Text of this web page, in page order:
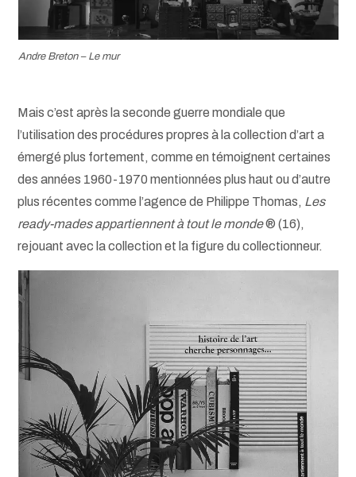
Andre Breton – Le mur
Mais c’est après la seconde guerre mondiale que
l’utilisation des procédures propres à la collection d’art a
émergé plus fortement, comme en témoignent certaines
des années 1960-1970 mentionnées plus haut ou d’autre
plus récentes comme l’agence de Philippe Thomas, Les
ready-mades appartiennent à tout le monde® (16),
rejouant avec la collection et la figure du collectionneur.